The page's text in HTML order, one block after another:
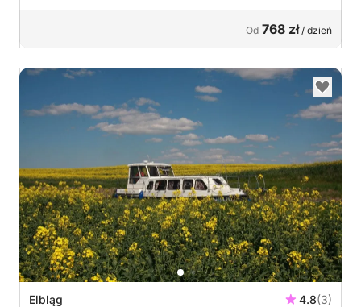
Od 768 zł/ dzień
Elbląg 4.8(3)